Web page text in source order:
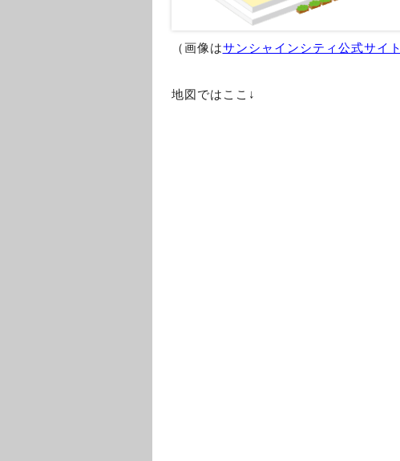
（画像はサンシャインシティ公式サイト
地図ではここ↓